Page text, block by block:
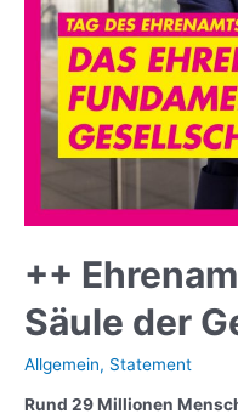
++
Säule der
Allgemein, Statement
Rund 29 Millionen